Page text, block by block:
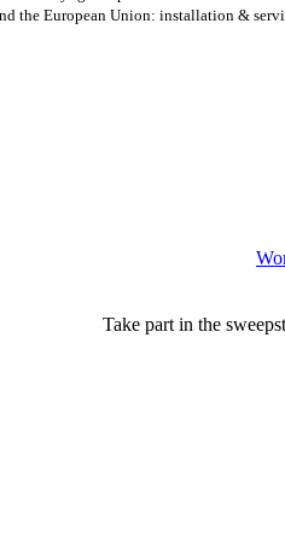
the European Union: installation &
Take part in the